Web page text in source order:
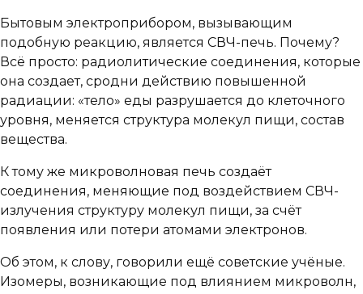
Бытовым электроприбором, вызывающим
подобную реакцию, является СВЧ-печь. Почему?
Всё просто: радиолитические соединения, которые
она создает, сродни действию повышенной
радиации: «тело» еды разрушается до клеточного
уровня, меняется структура молекул пищи, состав
вещества.
К тому же микроволновая печь создаёт
соединения, меняющие под воздействием СВЧ-
излучения структуру молекул пищи, за счёт
появления или потери атомами электронов.
Об этом, к слову, говорили ещё советские учёные.
Изомеры, возникающие под влиянием микроволн,